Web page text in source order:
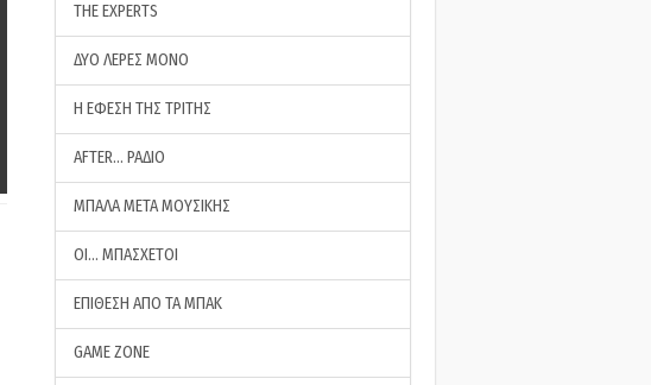
THE EXPERTS
ΔΥΟ ΛΕΡΕΣ ΜΟΝΟ
Η ΕΦΕΣΗ ΤΗΣ ΤΡΙΤΗΣ
AFTER… ΡΑΔΙΟ
ΜΠΑΛΑ ΜΕΤΑ ΜΟΥΣΙΚΗΣ
ΟΙ… ΜΠΑΣΧΕΤΟΙ
ΕΠΙΘΕΣΗ ΑΠΟ ΤΑ ΜΠΑΚ
GAME ZONE